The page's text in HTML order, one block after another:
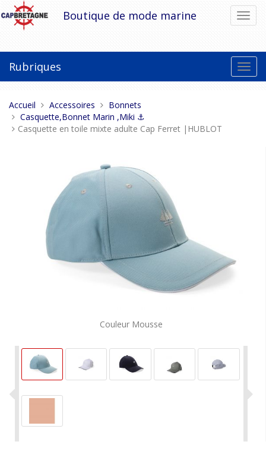
Aller
au
contenu
la
Boutique de mode marine
la
Rubriques
Vous
êtes
ici :
Accueil Accessoires
Bonnets
Casquette,Bonnet Marin ,Miki ⚓
Casquette en toile mixte adulte Cap Ferret |HUBLOT
Couleur Mousse